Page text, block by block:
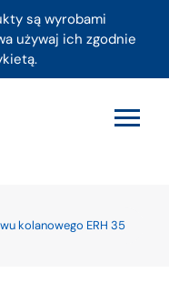
są wyrobami
używaj ich zgodnie
kolanowego ERH 35